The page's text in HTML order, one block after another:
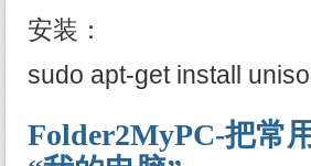
安装：
sudo apt-get install
Folder2MyPC-把常